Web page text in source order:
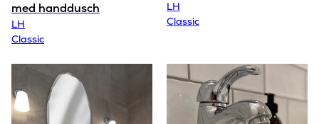
med handdusch
LH
Classic
LH
Classic